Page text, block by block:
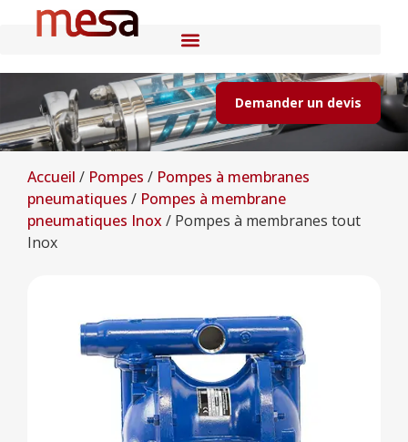
Demander un devis
Accueil / Pompes / Pompes à membranes
pneumatiques / Pompes à membrane
pneumatiques Inox / Pompes à membranes tout
Inox